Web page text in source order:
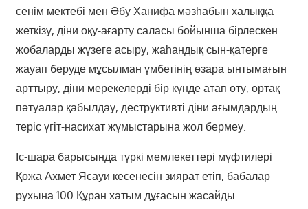
сенім мектебі мен Әбу Ханифа мәзһабын халыққа
жеткізу, діни оқу-ағарту саласы бойынша бірлескен
жобаларды жүзеге асыру, жаһандық сын-қатерге
жауап беруде мұсылман үмбетінің өзара ынтымағын
арттыру, діни мерекелерді бір күнде атап өту, ортақ
пәтуалар қабылдау, деструктивті діни ағымдардың
теріс үгіт-насихат жұмыстарына жол бермеу.
Іс-шара барысында түркі мемлекеттері мүфтилері
Қожа Ахмет Ясауи кесенесін зиярат етіп, бабалар
рухына 100 Құран хатым дұғасын жасайды.